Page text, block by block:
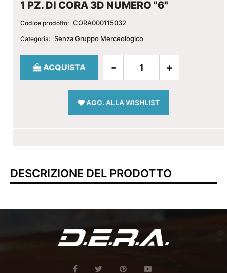
1 PZ. DI CORA 3D NUMERO "6"
Codice prodotto: CORA000115032
Categoria: Senza Gruppo Merceologico
Quantità
ACQUISTA
AGG. ALLA WISHLIST
DESCRIZIONE DEL PRODOTTO